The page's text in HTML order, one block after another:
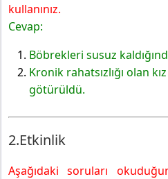
kullanınız.
Cevap:
Böbrekleri susuz
Kronik rahatsızlığı olan
götürüldü.
2.Etkinlik
Aşağıdaki soruları